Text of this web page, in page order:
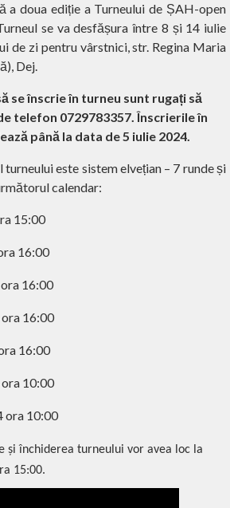
a doua ediție a Turneului de ȘAH-open
se va desfășura între 8 și 14 iulie
de zi pentru vârstnici, str. Regina Maria
Dej.
se înscrie în turneu sunt rugați să
telefon 0729783357. Înscrierile în
până la data de 5 iulie 2024.
este sistem elvețian – 7 runde și
calendar:
15:00
16:00
16:00
ora 16:00
16:00
ora 10:00
ora 10:00
și închiderea turneului vor avea loc la
15:00.